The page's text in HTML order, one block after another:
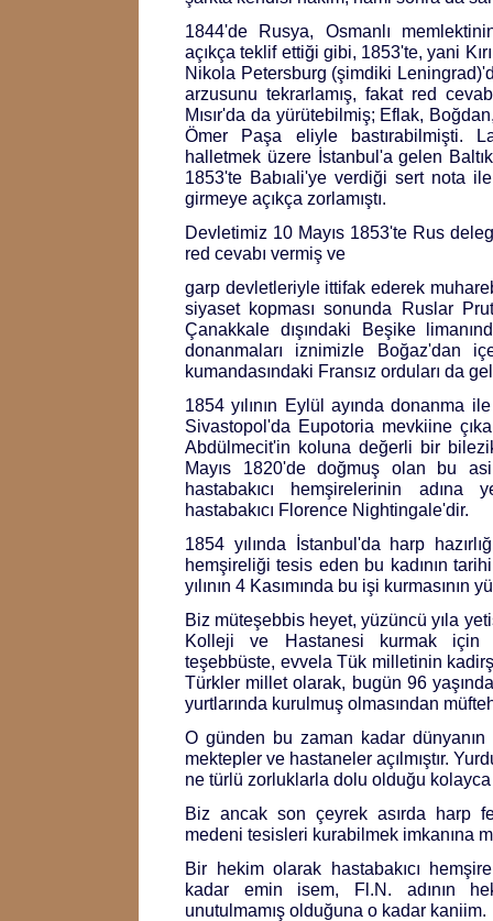
1844'de Rusya, Osmanlı
açıkça teklif ettiği gibi, 1853'te, yani
Nikola Petersburg (şimdiki
arzusunu tekrarlamış, fakat red
Mısır'da da yürütebilmiş; Eflak,
Ömer Paşa eliyle bastırabilmişti.
halletmek üzere İstanbul'a gelen
1853'te Babıali'ye verdiği sert nota
girmeye açıkça zorlamıştı.
Devletimiz 10 Mayıs 1853'te Rus
red cevabı vermiş ve
garp devletleriyle ittifak ederek
siyaset kopması sonunda Ruslar
Çanakkale dışındaki Beşike
donanmaları iznimizle Boğaz'dan
kumandasındaki Fransız orduları da
1854 yılının Eylül ayında donanma
Sivastopol'da Eupotoria mevkiine
Abdülmecit'in koluna değerli bir
Mayıs 1820'de doğmuş olan bu
hastabakıcı hemşirelerinin
hastabakıcı Florence Nightingale'dir.
1854 yılında İstanbul'da harp
hemşireliği tesis eden bu kadının
yılının 4 Kasımında bu işi kurmasının
Biz müteşebbis heyet, yüzüncü yıla
Kolleji ve Hastanesi kurmak için
teşebbüste, evvela Tük milletinin
Türkler millet olarak, bugün 96
yurtlarında kurulmuş olmasından
O günden bu zaman kadar
mektepler ve hastaneler açılmıştır.
ne türlü zorluklarla dolu olduğu kolayca
Biz ancak son çeyrek asırda harp
medeni tesisleri kurabilmek imkanına
Bir hekim olarak hastabakıcı
kadar emin isem, Fl.N. adının
unutulmamış olduğuna o kadar kaniim.